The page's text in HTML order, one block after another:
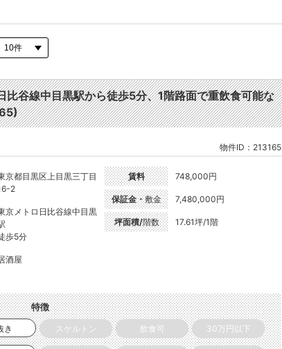
谷線中目黒駅から徒歩5分、1階路面で重飲食可能な
物件ID：213165
京都目黒区上目黒三丁目
2
京メトロ日比谷線中目黒
歩5分
酒屋
賃料 748,000円
保証金・敷金 7,480,000円
坪面積/階数 17.61坪/1階
特徴
き スケルトン 飲食可 30万円以下